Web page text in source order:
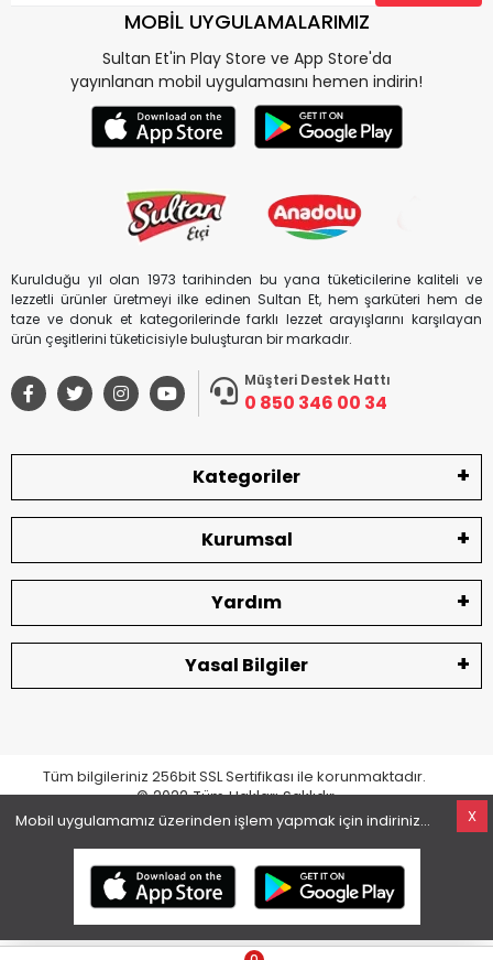
MOBİL UYGULAMALARIMIZ
Sultan Et'in Play Store ve App Store'da
yayınlanan mobil uygulamasını hemen indirin!
Kurulduğu yıl olan 1973 tarihinden bu yana tüketicilerine kaliteli ve
lezzetli ürünler üretmeyi ilke edinen Sultan Et, hem şarküteri hem de
taze ve donuk et kategorilerinde farklı lezzet arayışlarını karşılayan
ürün çeşitlerini tüketicisiyle buluşturan bir markadır.
Müşteri Destek Hattı
0 850 346 00 34
Kategoriler
Kurumsal
Yardım
Yasal Bilgiler
Tüm bilgileriniz 256bit SSL Sertifikası ile korunmaktadır.
© 2022Tüm Hakları Saklıdır
X
Mobil uygulamamız üzerinden işlem yapmak için indiriniz...
superKET E-ticaret ve Pazaryeri Entegrasyon Çözümleri